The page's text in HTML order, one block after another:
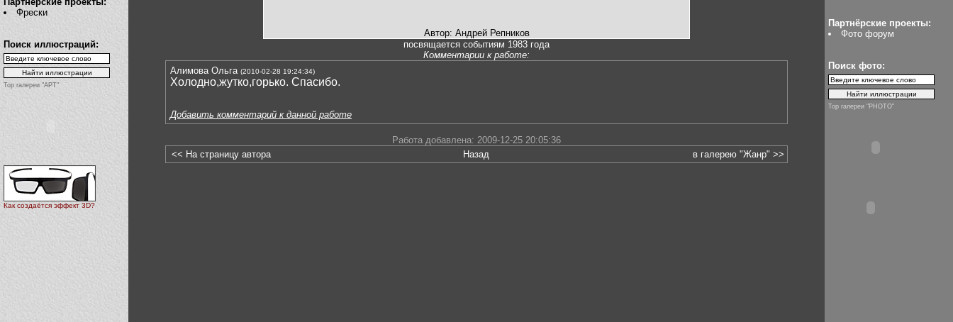
Фрески
Поиск иллюстраций:
Top галереи "АРТ"
Как создаётся эффект 3D?
Автор: Андрей Репников
посвящается событиям 1983 года
Комментарии к работе:
Алимова Ольга (2010-02-28 19:24:34)
Холодно,жутко,горько. Спасибо.
Добавить комментарий к данной работе
Работа добавлена: 2009-12-25 20:05:36
<< На страницу автора
Назад в галерею "Жанр" >>
Партнёрские проекты:
Фото форум
Поиск фото:
Top галереи "PHOTO"